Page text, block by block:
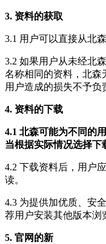
3. 资料的获取
3.1 用户可以直接从北
3.2 如果用户从未经北
名称相同的资料，北森
用户造成的损失不予负
4. 资料的下载
4.1 北森可能为不同的
当根据实际情况选择下
4.2 下载资料后，用户
读。
4.3 为提供加优质、安
荐用户安装其他版本浏
5. 官网的新